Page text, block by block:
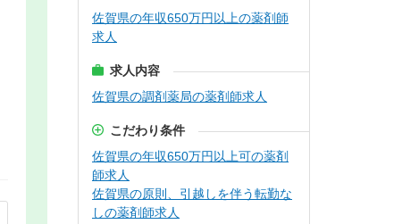
佐賀県の年収650万円以上の薬剤師
求人
求人内容
佐賀県の調剤薬局の薬剤師求人
こだわり条件
佐賀県の年収650万円以上可の薬剤
師求人
佐賀県の原則、引越しを伴う転勤な
しの薬剤師求人